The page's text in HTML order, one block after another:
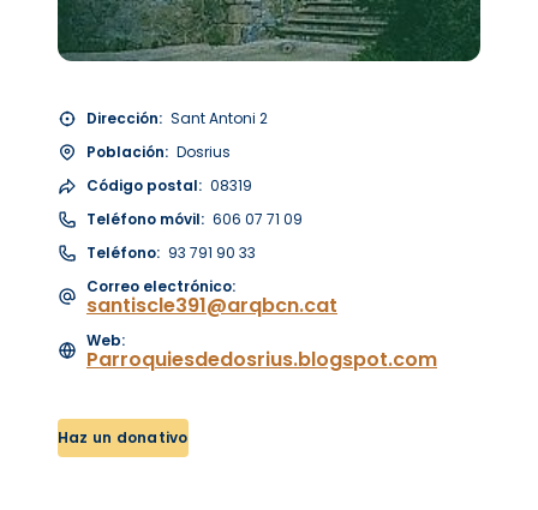
Dirección: Sant Antoni 2
Población: Dosrius
Código postal: 08319
Teléfono móvil: 606 07 71 09
Teléfono: 93 791 90 33
Correo electrónico:
santiscle391@arqbcn.cat
Web:
Parroquiesdedosrius.blogspot.com
Haz un donativo